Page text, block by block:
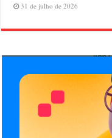
31 de julho de 2026